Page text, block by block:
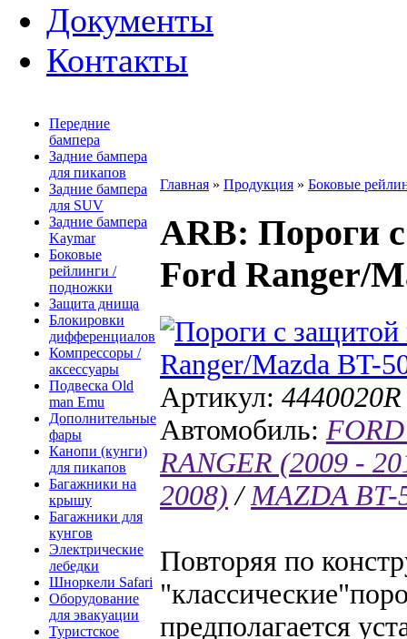
Документы
Контакты
Передние
бампера
Задние бампера
для пикапов
Задние бампера
для SUV
Задние бампера
Kaymar
Боковые
рейлинги /
подножки
Защита днища
Блокировки
дифференциалов
Компрессоры /
аксессуары
Подвеска Old
man Emu
Дополнительные
фары
Канопи (кунги)
для пикапов
Багажники на
крышу
Багажники для
кунгов
Электрические
лебедки
Шноркели Safari
Оборудование
для эвакуации
Туристское
Главная » Продукция » Боковые
ARB: Пороги
Ford Ranger/
Артикул: 4440020R
Автомобиль:
RANGER (2009 -
2008) / MAZDA BT-
Повторяя по
предполагается